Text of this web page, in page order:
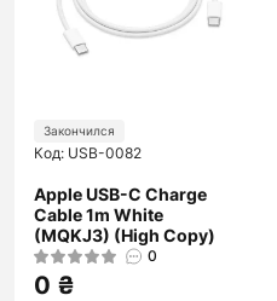
Закончился
Код: USB-0082
Apple USB-C Charge
Cable 1m White
(MQKJ3) (High Copy)
0
0 ₴